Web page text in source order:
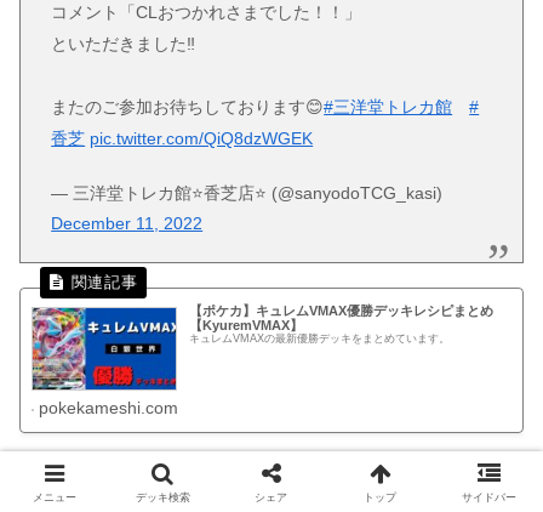
コメント「CLおつかれさまでした！！」
といただきました‼️
またのご参加お待ちしております😊#三洋堂トレカ館
#
香芝 pic.twitter.com/QiQ8dzWGEK
— 三洋堂トレカ館⭐️香芝店⭐️ (@sanyodoTCG_kasi)
December 11, 2022
【ポケカ】キュレムVMAX優勝デッキレシピまとめ
【KyuremVMAX】
キュレムVMAXの最新優勝デッキをまとめています。
pokekameshi.com
◆オムスターVデッキ
メニュー デッキ検索 シェア トップ サイドバー